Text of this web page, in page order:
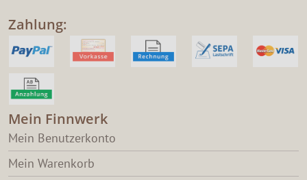
Zahlung:
Mein Finnwerk
Mein Benutzerkonto
Mein Warenkorb